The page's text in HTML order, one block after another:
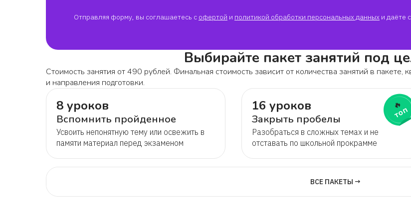
Отправляя форму, вы соглашаетесь с офертой и политикой обработки персональных данных и даёте
Выбирайте пакет занятий под
Стоимость занятия от 490 рублей. Финальная стоимость зависит от количества занятий в пакете,
и направления подготовки.
8 уроков
Вспомнить пройденное
Усвоить непонятную тему или освежить в
памяти материал перед экзаменом
16 уроков
Закрыть пробелы
Разобраться в сложных темах и не
отставать по школьной прокрамме
🔥
топ
ВСЕ ПАКЕТЫ →